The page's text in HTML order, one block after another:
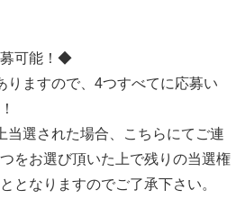
可能！◆
りますので、4つすべてに応募い
当選された場合、こちらにてご連
をお選び頂いた上で残りの当選権
となりますのでご了承下さい。